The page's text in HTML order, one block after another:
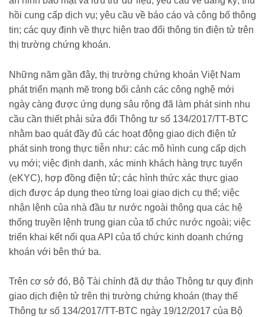
hồi cung cấp dịch vụ; yêu cầu về báo cáo và công bố thông
tin; các quy định về thực hiện trao đổi thông tin điện tử trên
thị trường chứng khoán.
Những năm gần đây, thị trường chứng khoán Việt Nam
phát triển mạnh mẽ trong bối cảnh các công nghệ mới
ngày càng được ứng dụng sâu rộng đã làm phát sinh nhu
cầu cần thiết phải sửa đổi Thông tư số 134/2017/TT-BTC
nhằm bao quát đầy đủ các hoạt động giao dịch điện tử
phát sinh trong thực tiễn như: các mô hình cung cấp dịch
vụ mới; việc định danh, xác minh khách hàng trực tuyến
(eKYC), hợp đồng điện tử; các hình thức xác thực giao
dịch được áp dụng theo từng loại giao dịch cụ thể; việc
nhận lệnh của nhà đầu tư nước ngoài thông qua các hệ
thống truyền lệnh trung gian của tổ chức nước ngoài; việc
triển khai kết nối qua API của tổ chức kinh doanh chứng
khoán với bên thứ ba.
Trên cơ sở đó, Bộ Tài chính đã dự thảo Thông tư quy định
giao dịch điện tử trên thị trường chứng khoán (thay thế
Thông tư số 134/2017/TT-BTC ngày 19/12/2017 của Bộ